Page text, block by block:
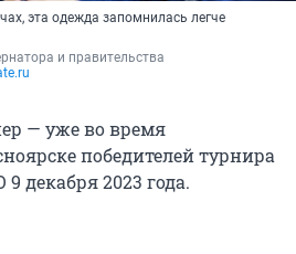
эта одежда запомнилась легче
и правительства
— уже во время
победителей турнира
декабря 2023 года.